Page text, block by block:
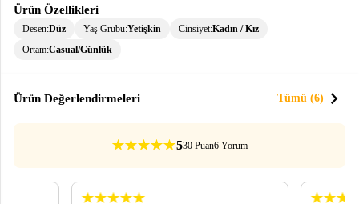
Ürün Özellikleri
Desen:Düz Yaş Grubu:Yetişkin Cinsiyet:Kadın / Kız
Ortam:Casual/Günlük
Ürün Değerlendirmeleri Tümü (6) chevron_right
530 Puan6 Yorum